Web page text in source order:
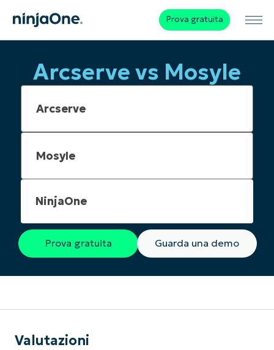
Prova gratuita
Arcserve vs Mosyle
NinjaOne
Prova gratuita Guarda una demo
Valutazioni